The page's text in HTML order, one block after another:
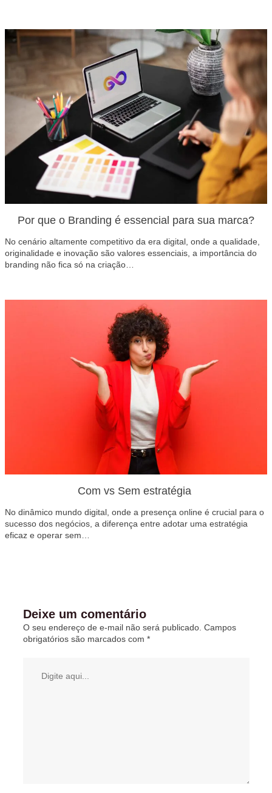
Por que o Branding é essencial para sua marca?
No cenário altamente competitivo da era digital, onde a qualidade,
originalidade e inovação são valores essenciais, a importância do
branding não fica só na criação…
Com vs Sem estratégia
No dinâmico mundo digital, onde a presença online é crucial para o
sucesso dos negócios, a diferença entre adotar uma estratégia
eficaz e operar sem…
Deixe um comentário
O seu endereço de e-mail não será publicado. Campos
obrigatórios são marcados com *
aqui...